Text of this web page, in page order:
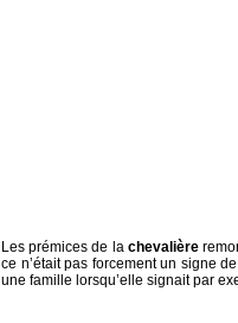
Les prémices de la chevalière
ce n’était pas forcement un signe
une famille lorsqu’elle signait par